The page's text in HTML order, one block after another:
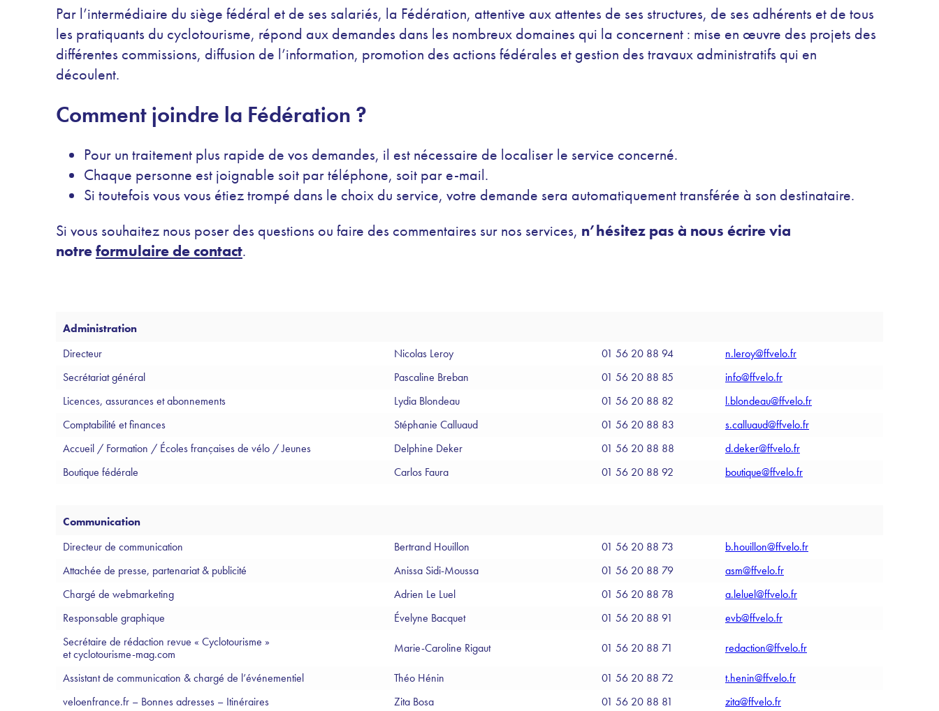
Par l’intermédiaire du siège fédéral et de ses salariés, la Fédération, attentive aux attentes de ses structures, de ses adhérents et de tous
les pratiquants du cyclotourisme, répond aux demandes dans les nombreux domaines qui la concernent : mise en œuvre des projets des
différentes commissions, diffusion de l’information, promotion des actions fédérales et gestion des travaux administratifs qui en
découlent.
Comment joindre la Fédération ?
Pour un traitement plus rapide de vos demandes, il est nécessaire de localiser le service concerné.
Chaque personne est joignable soit par téléphone, soit par e-mail.
Si toutefois vous vous étiez trompé dans le choix du service, votre demande sera automatiquement transférée à son destinataire.
Si vous souhaitez nous poser des questions ou faire des commentaires sur nos services, n’hésitez pas à nous écrire via
notreformulaire de contact.
Administration
Directeur
Nicolas Leroy 01 56 20 88 94
n.leroy@ffvelo.fr
Secrétariat général
Pascaline Breban 01 56 20 88 85
info@ffvelo.fr
Licences, assurances et abonnements
Lydia Blondeau 01 56 20 88 82
l.blondeau@ffvelo.fr
Comptabilité et finances
Stéphanie Calluaud 01 56 20 88 83
s.calluaud@ffvelo.fr
Accueil / Formation / Écoles françaises de vélo / Jeunes
Delphine Deker 01 56 20 88 88
d.deker@ffvelo.fr
Boutique fédérale
Carlos Faura 01 56 20 88 92 boutique@ffvelo.fr
Communication
Directeur de communication
Bertrand Houillon 01 56 20 88 73
b.houillon@ffvelo.fr
Attachée de presse, partenariat & publicité
Anissa Sidi-Moussa 01 56 20 88 79
asm@ffvelo.fr
Chargé de webmarketing
Adrien Le Luel 01 56 20 88 78
a.leluel@ffvelo.fr
Responsable graphique
Évelyne Bacquet 01 56 20 88 91
evb@ffvelo.fr
Secrétaire de rédaction revue « Cyclotourisme »
et cyclotourisme-mag.com
Marie-Caroline Rigaut 01 56 20 88 71 redaction@ffvelo.fr
Assistant de communication & chargé de l’événementiel Théo Hénin 01 56 20 88 72
t.henin@ffvelo.fr
veloenfrance.fr – Bonnes adresses – Itinéraires
Zita Bosa 01 56 20 88 81
zita@ffvelo.fr